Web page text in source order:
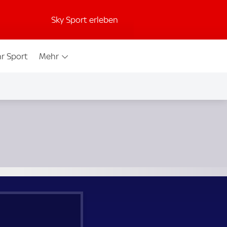
Sky Sport erleben
Sport Mehr